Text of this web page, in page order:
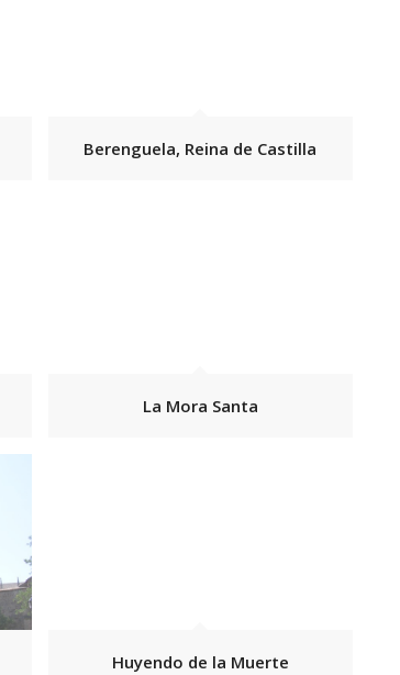
Berenguela, Reina de Castilla
La Mora Santa
Huyendo de la Muerte